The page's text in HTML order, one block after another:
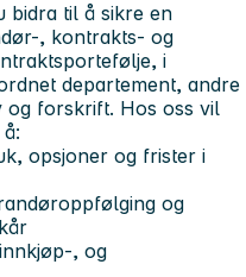
bidra til å sikre en
, kontrakts- og
i
departement, andre
og forskrift. Hos oss vil
opsjoner og frister i
og
, og